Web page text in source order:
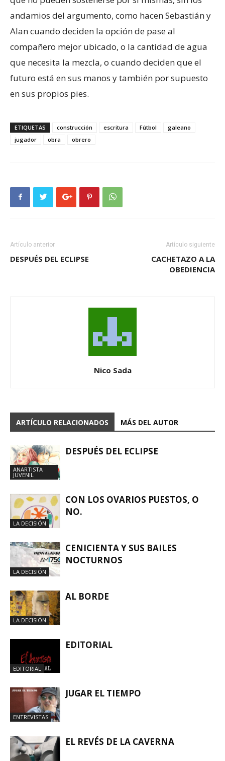
andamios del argumento, como hacen Sebastián y
Alan cuando deciden la opción de pase al
compañero mejor ubicado, o la cantidad de agua
que necesita la mezcla, o cuando deciden que el
futuro está en sus manos y también por supuesto
en sus propios pies.
ETIQUETAS construcción escritura Fútbol
galeano
jugador
obra obrero
Artículo anterior
DESPUÉS DEL ECLIPSE
Artículo siguiente
CACHETAZO A LA
OBEDIENCIA
Nico Sada
ARTÍCULO RELACIONADOS MÁS DEL AUTOR
ANARTISTA
JUVENIL
DESPUÉS DEL ECLIPSE
LA DECISIÓN
CON LOS OVARIOS PUESTOS, O
NO.
LA DECISIÓN
CENICIENTA Y SUS BAILES
NOCTURNOS
LA DECISIÓN
AL BORDE
EDITORIAL
EDITORIAL
ENTREVISTAS
JUGAR EL TIEMPO
EL REVÉS DE LA CAVERNA